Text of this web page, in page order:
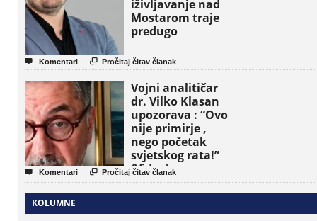
iživljavanje nad
Mostarom traje
predugo
 Komentari  Pročitaj čitav članak
Vojni analitičar
dr. Vilko Klasan
upozorava : “Ovo
nije primirje ,
nego početak
svjetskog rata!”
(Video)
 Komentari  Pročitaj čitav članak
KOLUMNE